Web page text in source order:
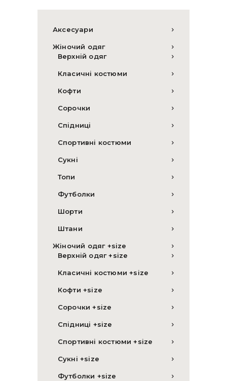
Аксесуари
Жіночий одяг
Верхній одяг
Класичні костюми
Кофти
Сорочки
Спідниці
Спортивні костюми
Сукні
Топи
Футболки
Шорти
Штани
Жіночий одяг +size
Верхній одяг +size
Класичні костюми +size
Кофти +size
Сорочки +size
Спідниці +size
Спортивні костюми +size
Сукні +size
Футболки +size